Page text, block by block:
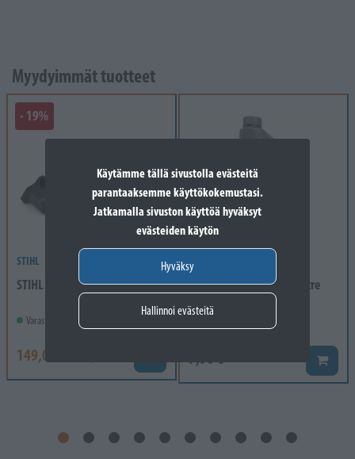
Käytämme tällä sivustolla evästeitä
parantaaksemme käyttökokemustasi.
Jatkamalla sivuston käyttöä hyväksyt
evästeiden käytön
Hyväksy
Hallinnoi evästeitä
Myydyimmät tuotteet
- 19%
STIHL
STIHL GTA 26 SET
Varastossa
149,00 €
STIGA
Sae 30 4 Stroke Oil 0.6 Litre
7,90 € Lisää